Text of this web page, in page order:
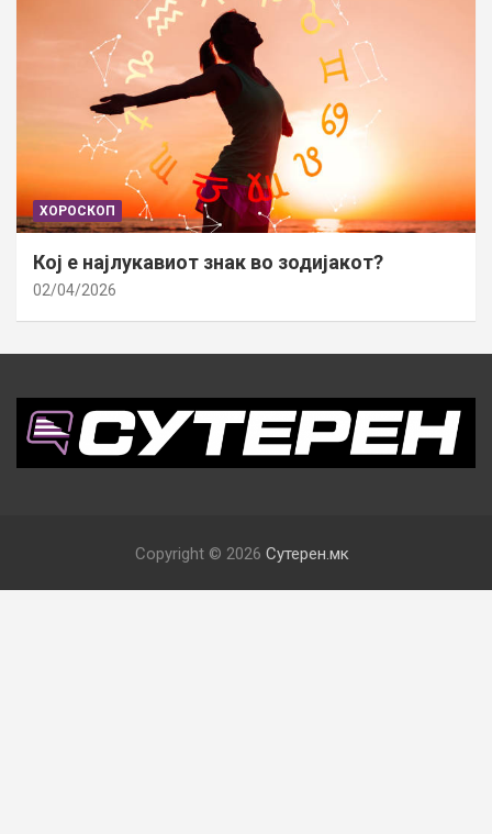
ХОРОСКОП
Кој е најлукавиот знак во зодијакот?
02/04/2026
Copyright © 2026 Сутерен.мк